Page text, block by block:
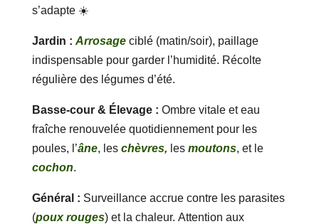
s’adapte ☀️
Jardin : Arrosageciblé (matin/soir), paillage
indispensable pour garder l’humidité. Récolte
régulière des légumes d’été.
Basse-cour & Élevage : Ombre vitale et eau
fraîche renouvelée quotidiennement pour les
poules, l’âne, les chèvres, les moutons, et le
cochon.
Général : Surveillance accrue contre les parasites
(poux rouges) et la chaleur. Attention aux